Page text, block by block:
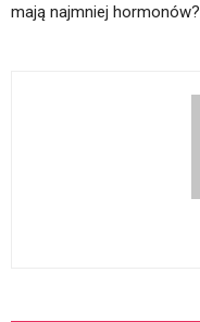
mają najmniej hormonów?